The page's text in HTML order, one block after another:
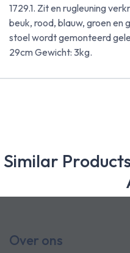
1729.1. Zit en rugleuning
beuk, rood, blauw, groen en
stoel wordt gemonteerd
29cm Gewicht: 3kg.
Similar
Over ons